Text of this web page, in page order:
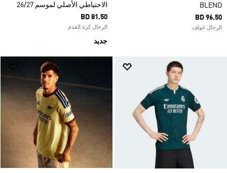
BLEND
BD 96.50
الرجال غولف
الاحتياطي الأصلي لموسم 26/27
BD 81.50
الرجال كرة القدم
جديد